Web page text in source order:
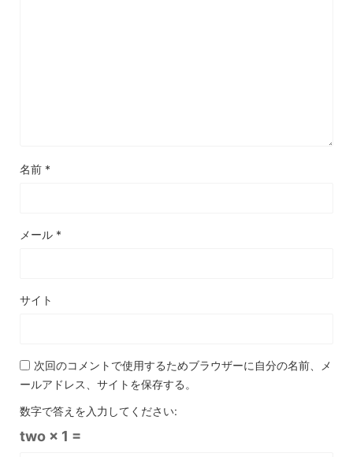
名前 *
メール *
サイト
次回のコメントで使用するためブラウザーに自分の名前、メ
ールアドレス、サイトを保存する。
数字で答えを入力してください:
two × 1 =